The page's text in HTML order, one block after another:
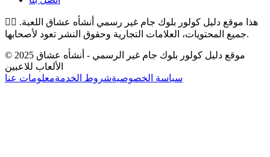
👉🏻 هذا موقع دليل كولور بلوك جام غير رسمي أنشأه عشاق اللعبة.
جميع المحتويات، العلامات التجارية وحقوق النشر تعود لأصحابها.
© 2025 موقع دليل كولور بلوك جام غير الرسمي - أنشأه عشاق
الألعاب للاعبين
سياسة الخصوصيةشروط الخدمةمعلومات عنا